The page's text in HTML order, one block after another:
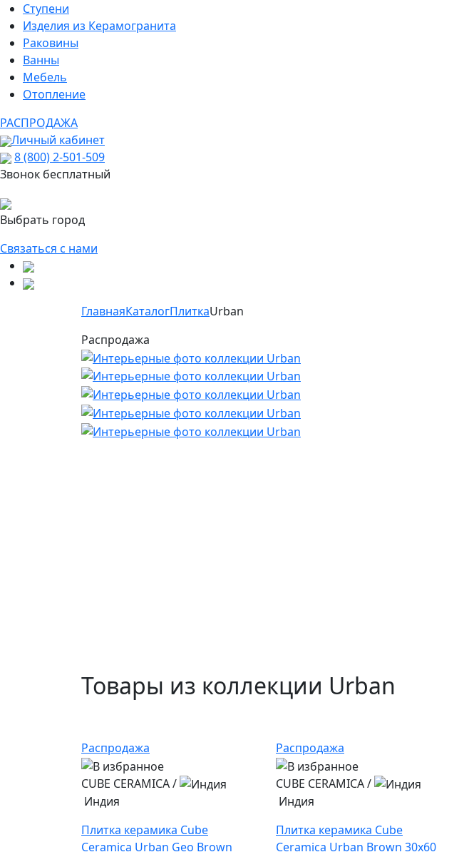
Ступени
Изделия из Керамогранита
Раковины
Ванны
Мебель
Отопление
РАСПРОДАЖА
Личный кабинет
8 (800) 2-501-509
Звонок бесплатный
Выбрать город
Связаться с нами
ГлавнаяКаталогПлиткаUrban
Распродажа
Товары из коллекции Urban
Распродажа
CUBE CERAMICA/
Индия
Плитка керамика Cube
Ceramica Urban Geo Brown
Распродажа
CUBE CERAMICA/
Индия
Плитка керамика Cube
Ceramica Urban Brown 30x60